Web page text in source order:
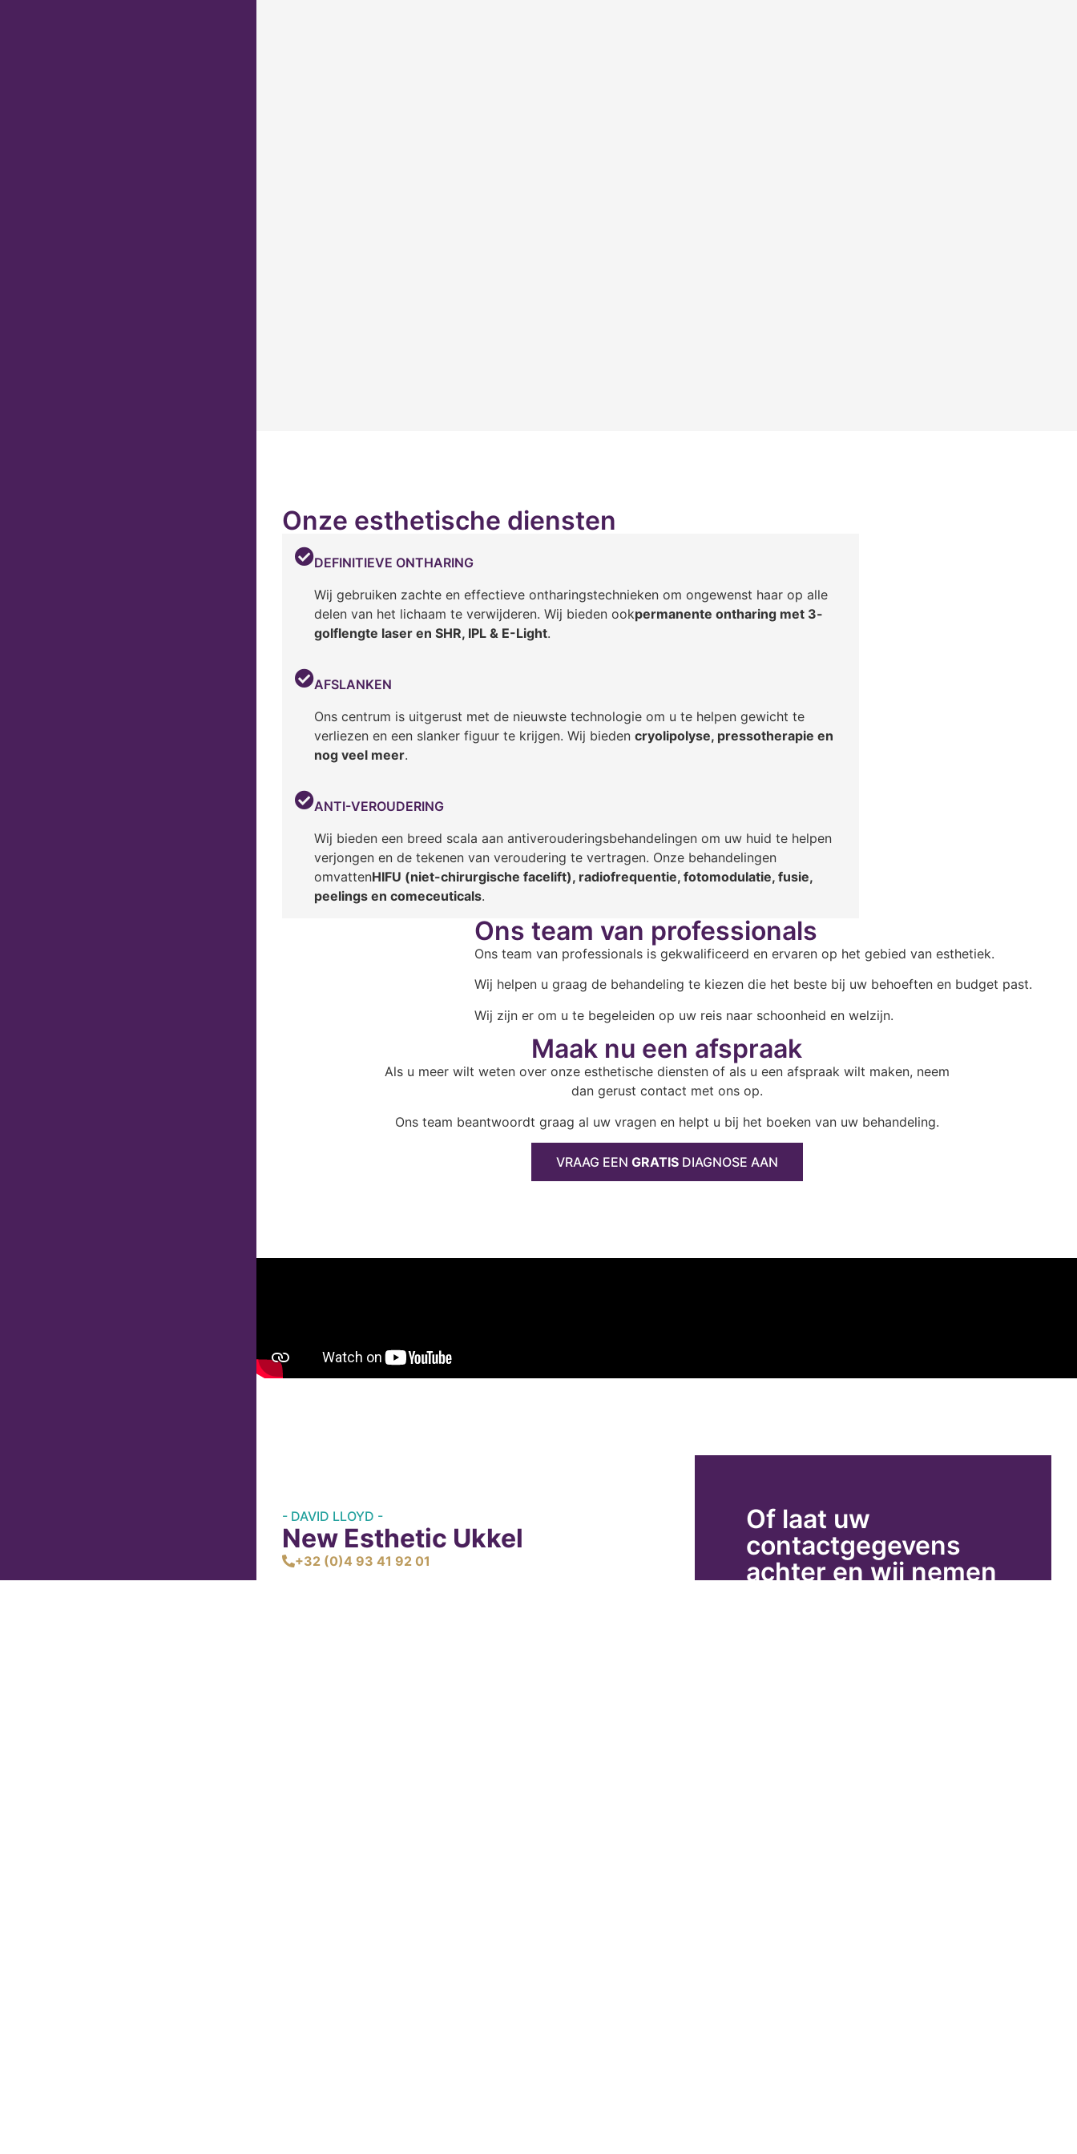
Onze esthetische diensten
DEFINITIEVE ONTHARING
Wij gebruiken zachte en effectieve ontharingstechnieken om ongewenst haar op alle
delen van het lichaam te verwijderen. Wij bieden ookpermanente ontharing met 3-
golflengte laser en SHR, IPL & E-Light.
AFSLANKEN
Ons centrum is uitgerust met de nieuwste technologie om u te helpen gewicht te
verliezen en een slanker figuur te krijgen. Wij bieden cryolipolyse, pressotherapie en
nog veel meer.
ANTI-VEROUDERING
Wij bieden een breed scala aan antiverouderingsbehandelingen om uw huid te helpen
verjongen en de tekenen van veroudering te vertragen. Onze behandelingen
omvattenHIFU (niet-chirurgische facelift), radiofrequentie, fotomodulatie, fusie,
peelings en comeceuticals.
Ons team van professionals
Ons team van professionals is gekwalificeerd en ervaren op het gebied van esthetiek.
Wij helpen u graag de behandeling te kiezen die het beste bij uw behoeften en budget past.
Wij zijn er om u te begeleiden op uw reis naar schoonheid en welzijn.
Maak nu een afspraak
Als u meer wilt weten over onze esthetische diensten of als u een afspraak wilt maken, neem
dan gerust contact met ons op.
Ons team beantwoordt graag al uw vragen en helpt u bij het boeken van uw behandeling.
VRAAG EEN GRATISDIAGNOSE AAN
- DAVID LLOYD -
New Esthetic Ukkel
+32 (0)4 93 41 92 01
Of laat uw
contactgegevens
achter en wij nemen